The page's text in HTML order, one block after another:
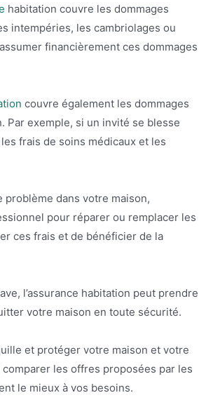
habitation couvre les dommages
intempéries, les cambriolages ou
financièrement ces dommages
couvre également les dommages
Par exemple, si un invité se blesse
frais de soins médicaux et les
dans votre maison,
pour réparer ou remplacer les
ces frais et de bénéficier de la
l’assurance habitation peut prendre
votre maison en toute sécurité.
et protéger votre maison et votre
les offres proposées par les
le mieux à vos besoins.